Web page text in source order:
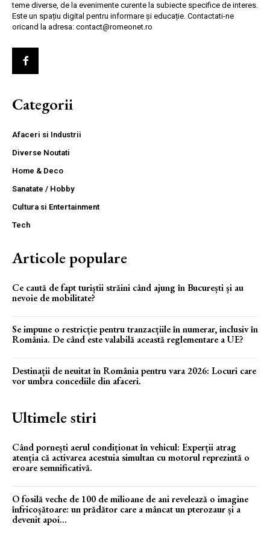
teme diverse, de la evenimente curente la subiecte specifice de interes.
Este un spațiu digital pentru informare și educație. Contactati-ne
oricand la adresa: contact@romeonet.ro
Categorii
Afaceri si Industrii
Diverse Noutati
Home & Deco
Sanatate / Hobby
Cultura si Entertainment
Tech
Articole populare
Ce caută de fapt turiștii străini când ajung în București și au
nevoie de mobilitate?
Se impune o restricție pentru tranzacțiile în numerar, inclusiv în
România. De când este valabilă această reglementare a UE?
Destinații de neuitat în România pentru vara 2026: Locuri care
vor umbra concediile din afaceri.
Ultimele stiri
Când pornești aerul condiționat în vehicul: Experții atrag
atenția că activarea acestuia simultan cu motorul reprezintă o
eroare semnificativă.
O fosilă veche de 100 de milioane de ani revelează o imagine
înfricoșătoare: un prădător care a mâncat un pterozaur și a
devenit apoi...